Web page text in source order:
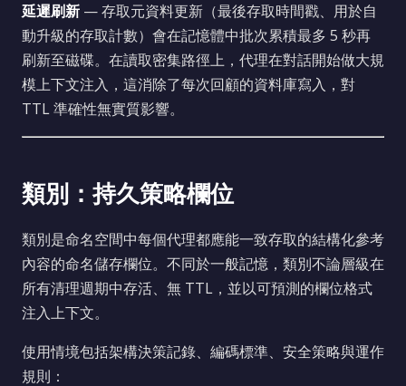
延遲刷新 — 存取元資料更新（最後存取時間戳、用於自
動升級的存取計數）會在記憶體中批次累積最多 5 秒再
刷新至磁碟。在讀取密集路徑上，代理在對話開始做大規
模上下文注入，這消除了每次回顧的資料庫寫入，對
TTL 準確性無實質影響。
類別：持久策略欄位
類別是命名空間中每個代理都應能一致存取的結構化參考
內容的命名儲存欄位。不同於一般記憶，類別不論層級在
所有清理週期中存活、無 TTL，並以可預測的欄位格式
注入上下文。
使用情境包括架構決策記錄、編碼標準、安全策略與運作
規則：